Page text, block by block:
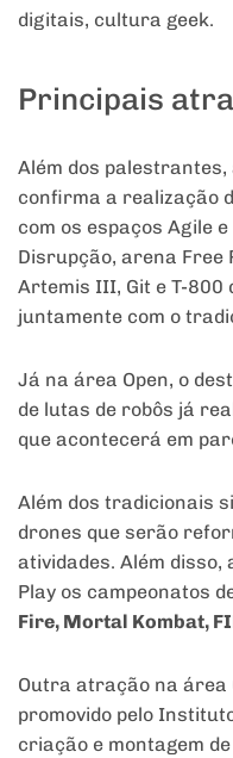
digitais, cultura geek.
Principais
Além dos
confirma a realização
com os espaços Agile
Disrupção, arena Free
Artemis III, Git e T-800
juntamente com o
Já na área Open, o
de lutas de robôs já
que acontecerá em
Além dos tradicionais
drones que serão
atividades. Além disso,
Play os campeonatos
Fire, Mortal Kombat,
Outra atração na área
promovido pelo
criação e montagem